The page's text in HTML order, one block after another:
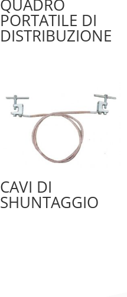
QUADRO
PORTATILE DI
DISTRIBUZIONE
CAVI DI
SHUNTAGGIO